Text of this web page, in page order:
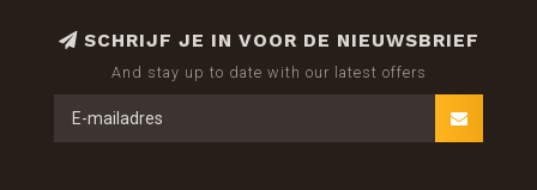
SCHRIJF JE IN VOOR DE NIEUWSBRIEF
And stay up to date with our latest offers